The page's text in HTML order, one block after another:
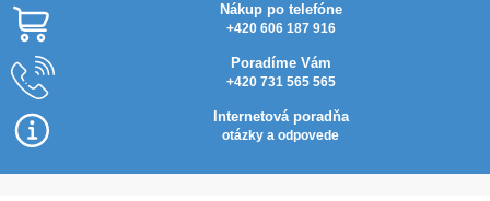
Nákup po telefóne
+420 606 187 916
Poradíme Vám
+420 731 565 565
Internetová poradňa
otázky a odpovede
AquaStop Cream®
Inject Activator (5 l)
€33,00